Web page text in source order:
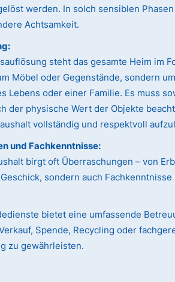
werden. In solch sensiblen
Achtsamkeit.
steht das gesamte Heim im
Möbel oder Gegenstände, sondern
Lebens oder einer Familie. Es muss
der physische Wert der Objekte
vollständig und respektvoll
und Fachkenntnisse:
birgt oft Überraschungen – von
sondern auch
bietet eine umfassende
Spende, Recycling oder
zu gewährleisten.